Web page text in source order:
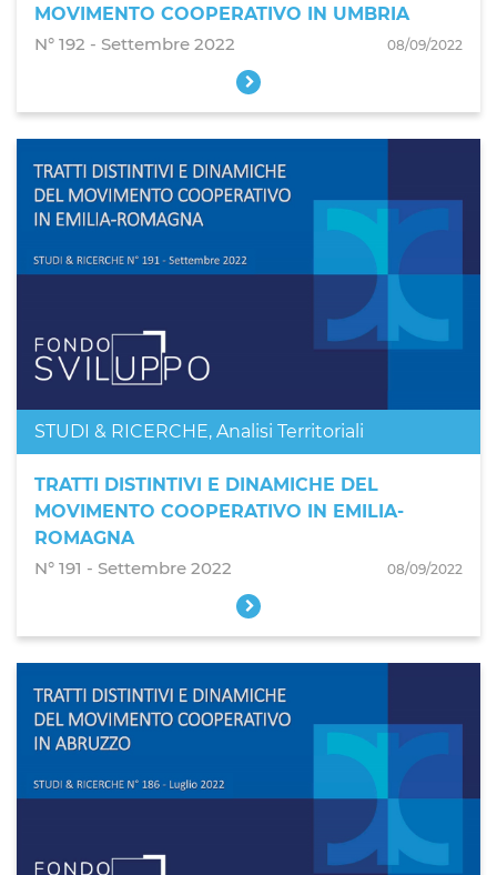
MOVIMENTO COOPERATIVO IN UMBRIA
N° 192 ‐ Settembre 2022
08/09/2022
STUDI & RICERCHE, Analisi Territoriali
TRATTI DISTINTIVI E DINAMICHE DEL
MOVIMENTO COOPERATIVO IN EMILIA-
ROMAGNA
N° 191 ‐ Settembre 2022
08/09/2022